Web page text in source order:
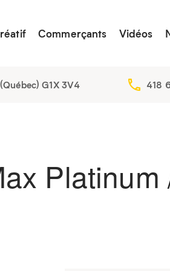
Commerçants Vidéos
G1X 3V4 418